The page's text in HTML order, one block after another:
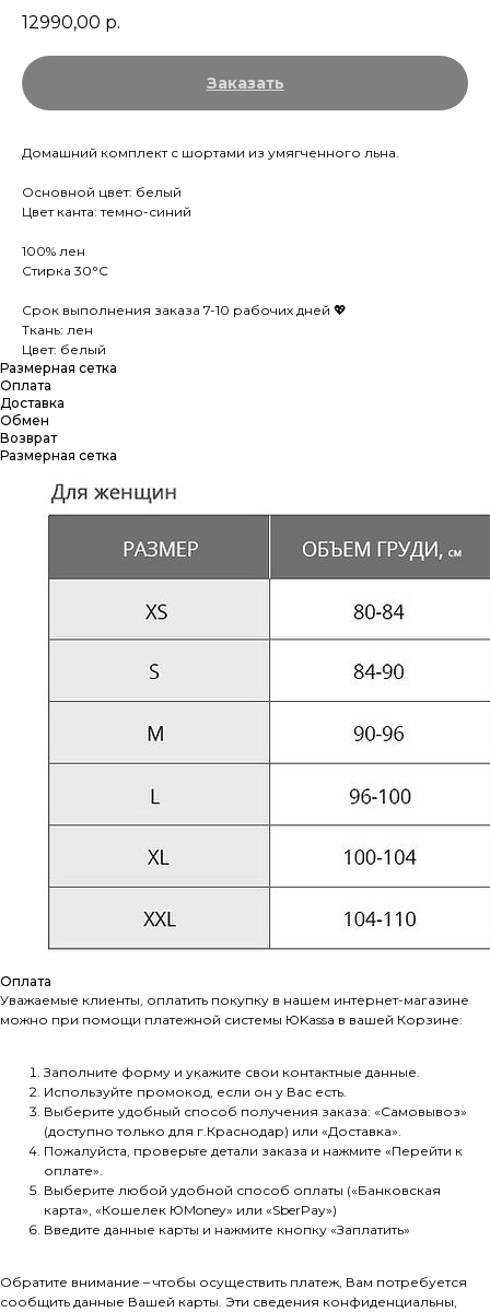
12990,00 р.
Заказать
Домашний комплект с шортами из умягченного льна.
Основной цвет: белый
Цвет канта: темно-синий
100% лен
Стирка 30°C
Срок выполнения заказа 7-10 рабочих дней 💖
Ткань: лен
Цвет: белый
Размерная сетка
Оплата
Доставка
Обмен
Возврат
Размерная сетка
Оплата
Уважаемые клиенты, оплатить покупку в нашем интернет-магазине
можно при помощи платежной системы ЮKassа в вашей Корзине:
Заполните форму и укажите свои контактные данные.
Используйте промокод, если он у Вас есть.
Выберите удобный способ получения заказа: «Самовывоз»
(доступно только для г.Краснодар) или «Доставка».
Пожалуйста, проверьте детали заказа и нажмите «Перейти к
оплате».
Выберите любой удобной способ оплаты («Банковская
карта», «Кошелек ЮMoney» или «SberPay»)
Введите данные карты и нажмите кнопку «Заплатить»
Обратите внимание – чтобы осуществить платеж, Вам потребуется
сообщить данные Вашей карты. Эти сведения конфиденциальны,